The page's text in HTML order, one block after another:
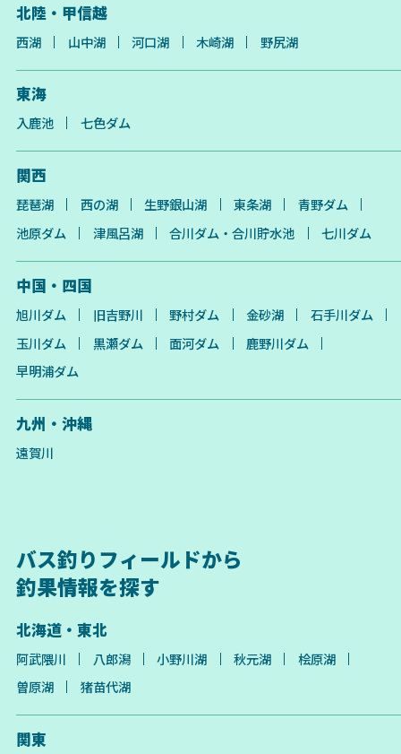
北陸・甲信越
西湖 山中湖 河口湖 木崎湖 野尻湖
東海
入鹿池 七色ダム
関西
琵琶湖 西の湖 生野銀山湖 東条湖
青野ダム
池原ダム
津風呂湖 合川ダム・合川貯水池 七川ダム
中国・四国
旭川ダム 旧吉野川 野村ダム 金砂湖
石手川ダム
玉川ダム
黒瀬ダム 面河ダム
鹿野川ダム
早明浦ダム
九州・沖縄
遠賀川
バス釣りフィールドから
釣果情報を探す
北海道・東北
阿武隈川 八郎潟 小野川湖 秋元湖
桧原湖
曽原湖
猪苗代湖
関東